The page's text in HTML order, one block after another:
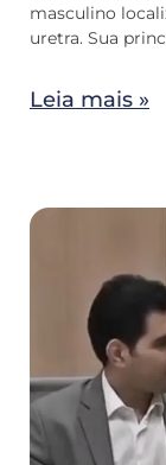
masculino
uretra. Sua
Leia mais »